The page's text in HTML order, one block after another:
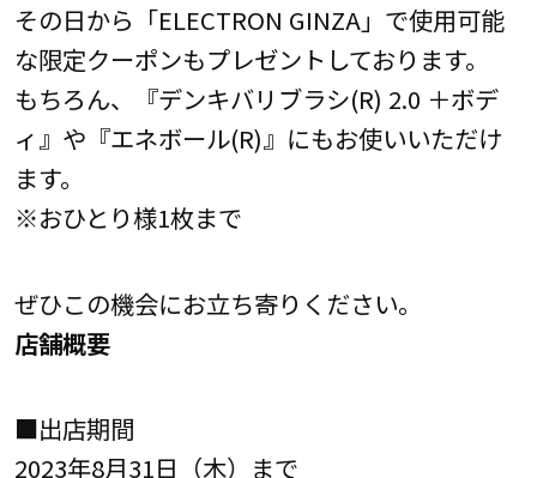
その日から「ELECTRON GINZA」で使用可能
な限定クーポンもプレゼントしております。
もちろん、『デンキバリブラシ(R) 2.0 ＋ボデ
ィ』や『エネボール(R)』にもお使いいただけ
ます。
※おひとり様1枚まで
ぜひこの機会にお立ち寄りください。
店舗概要
■出店期間
2023年8月31日（木）まで